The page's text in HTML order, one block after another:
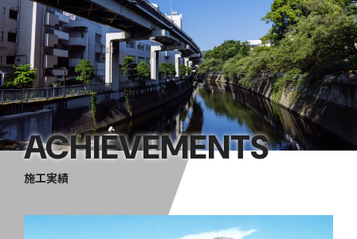
ACHIEVEMENTS
施工実績